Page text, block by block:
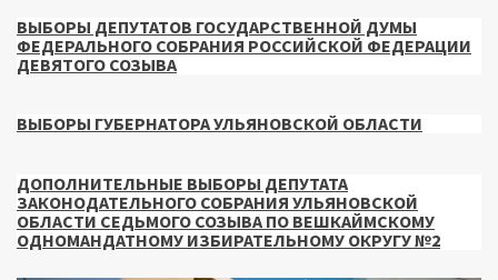
ВЫБОРЫ ДЕПУТАТОВ ГОСУДАРСТВЕННОЙ ДУМЫ
ФЕДЕРАЛЬНОГО СОБРАНИЯ РОССИЙСКОЙ ФЕДЕРАЦИИ
ДЕВЯТОГО СОЗЫВА
ВЫБОРЫ ГУБЕРНАТОРА УЛЬЯНОВСКОЙ ОБЛАСТИ
ДОПОЛНИТЕЛЬНЫЕ ВЫБОРЫ ДЕПУТАТА
ЗАКОНОДАТЕЛЬНОГО СОБРАНИЯ УЛЬЯНОВСКОЙ
ОБЛАСТИ СЕДЬМОГО СОЗЫВА ПО ВЕШКАЙМСКОМУ
ОДНОМАНДАТНОМУ ИЗБИРАТЕЛЬНОМУ ОКРУГУ №2